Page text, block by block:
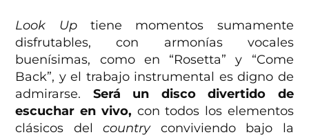
Look Up tiene momentos sumamente
disfrutables, con armonías vocales
buenísimas, como en “Rosetta” y “Come
Back”, y el trabajo instrumental es digno de
admirarse. Será un disco divertido de
escuchar en vivo, con todos los elementos
clásicos delcountry conviviendo bajo la